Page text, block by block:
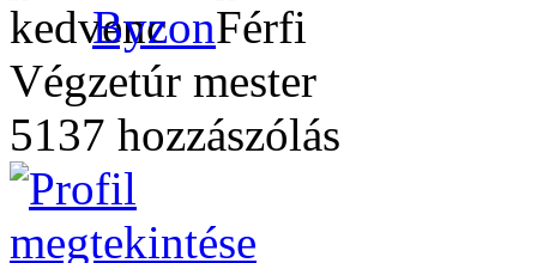
Byzon
Végzetúr mester
5137 hozzászólás